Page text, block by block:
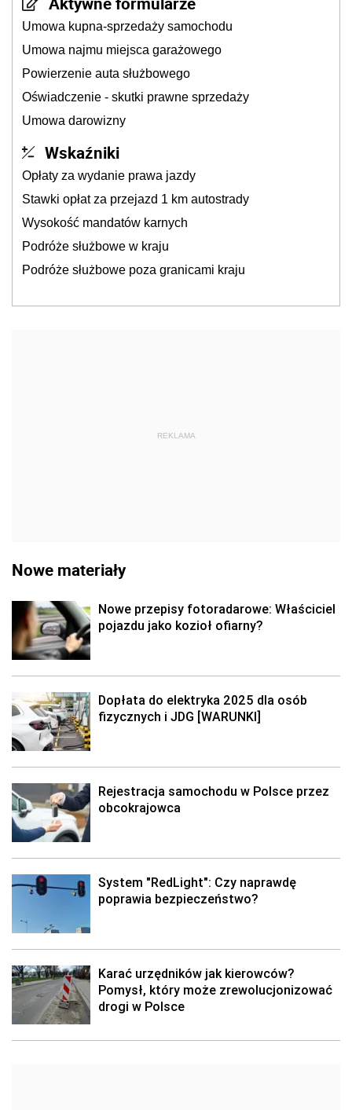
Umowa kupna-sprzedaży samochodu
Umowa najmu miejsca garażowego
Powierzenie auta służbowego
Oświadczenie - skutki prawne sprzedaży
Umowa darowizny
Wskaźniki
Opłaty za wydanie prawa jazdy
Stawki opłat za przejazd 1 km autostrady
Wysokość mandatów karnych
Podróże służbowe w kraju
Podróże służbowe poza granicami kraju
REKLAMA
Nowe materiały
Nowe przepisy fotoradarowe: Właściciel
pojazdu jako kozioł ofiarny?
Dopłata do elektryka 2025 dla osób
fizycznych i JDG [WARUNKI]
Rejestracja samochodu w Polsce przez
obcokrajowca
System "RedLight": Czy naprawdę
poprawia bezpieczeństwo?
Karać urzędników jak kierowców?
Pomysł, który może zrewolucjonizować
drogi w Polsce